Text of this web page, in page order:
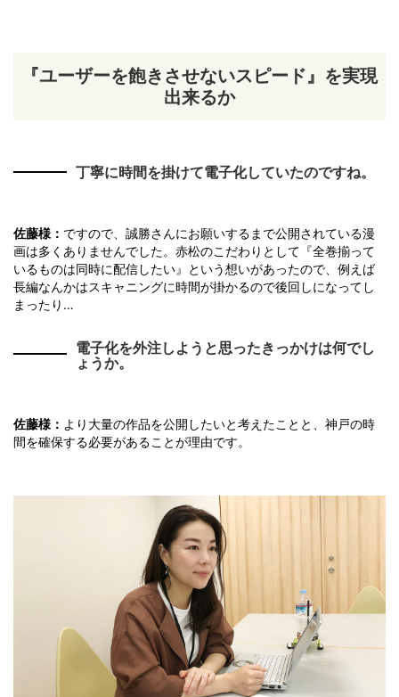
『ユーザーを飽きさせないスピード』を実現
出来るか
丁寧に時間を掛けて電子化していたのですね。
佐藤様： ですので、誠勝さんにお願いするまで公開されている漫
画は多くありませんでした。赤松のこだわりとして『全巻揃って
いるものは同時に配信したい』という想いがあったので、例えば
長編なんかはスキャニングに時間が掛かるので後回しになってし
まったり…
電子化を外注しようと思ったきっかけは何でし
ょうか。
佐藤様： より大量の作品を公開したいと考えたことと、神戸の時
間を確保する必要があることが理由です。